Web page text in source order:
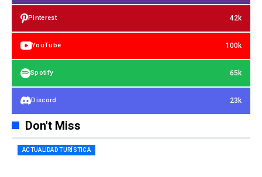
Pinterest 42k
YouTube 100k
Spotify 65k
Discord 23k
Don't Miss
ACTUALIDAD TURÍSTICA